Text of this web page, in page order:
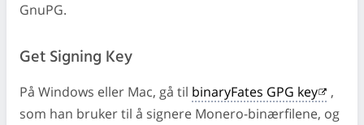
GnuPG.
Get Signing Key
På Windows eller Mac, gå til binaryFates GPG key
,
som han bruker til å signere Monero-binærfilene, og